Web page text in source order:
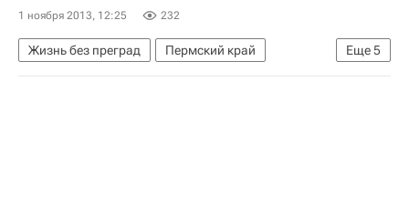
Европа
Дальневосточный ФО
Детские вопросы
Россия
1 ноября 2013, 12:25 232
Еще5
Жизнь без преград
Пермский край
Европа
Весь мир
Приволжский ФО